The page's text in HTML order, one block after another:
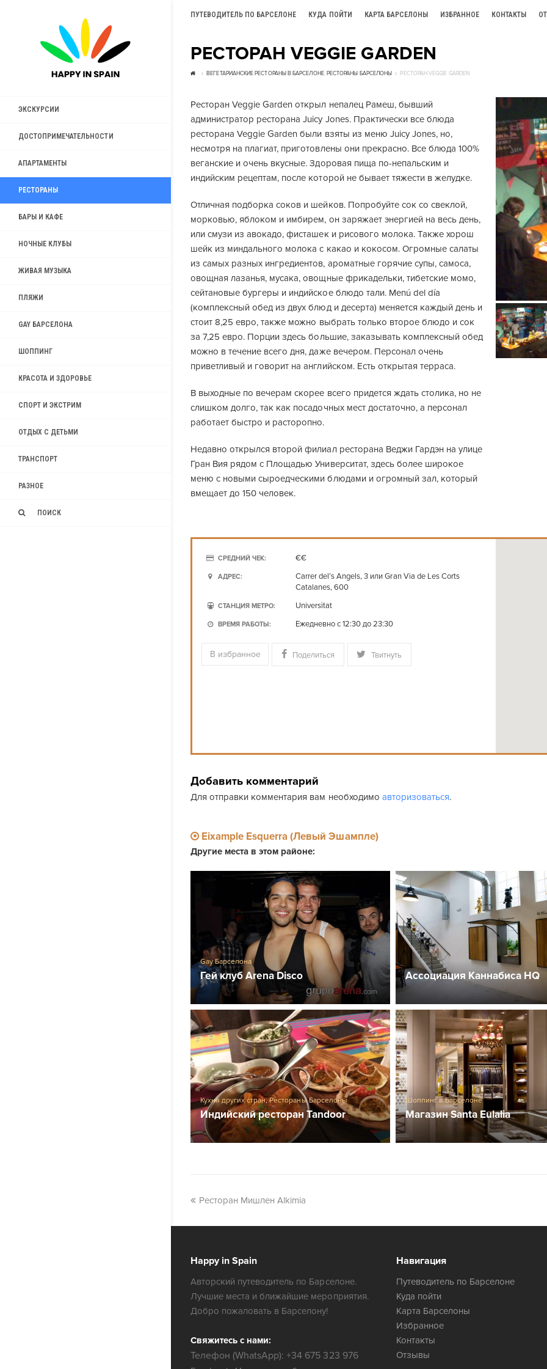
ПУТЕВОДИТЕЛЬ ПО БАРСЕЛОНЕ КУДА ПОЙТИ КАРТА БАРСЕЛОНЫ ИЗБРАННОЕ КОНТАКТЫ
ЭКСКУРСИИ
ДОСТОПРИМЕЧАТЕЛЬНОСТИ
АПАРТАМЕНТЫ
РЕСТОРАНЫ
БАРЫ И КАФЕ
НОЧНЫЕ КЛУБЫ
ЖИВАЯ МУЗЫКА
ПЛЯЖИ
GAY БАРСЕЛОНА
ШОППИНГ
КРАСОТА И ЗДОРОВЬЕ
СПОРТ И ЭКСТРИМ
ОТДЫХ С ДЕТЬМИ
ТРАНСПОРТ
РАЗНОЕ
ПОИСК
РЕСТОРАН VEGGIE GARDEN
ВЕГЕТАРИАНСКИЕ РЕСТОРАНЫ В БАРСЕЛОНЕ, РЕСТОРАНЫ БАРСЕЛОНЫ РЕСТОРАН VEGGIE GARDEN
Ресторан Veggie Garden открыл непалец Рамеш, бывший
администратор ресторана Juicy Jones. Практически все блюда
ресторана Veggie Garden были взяты из меню Juicy Jones, но,
несмотря на плагиат, приготовлены они прекрасно. Все блюда 100%
веганские и очень вкусные. Здоровая пища по-непальским и
индийским рецептам, после которой не бывает тяжести в желудке.
Отличная подборка соков и шейков. Попробуйте сок со свеклой,
морковью, яблоком и имбирем, он заряжает энергией на весь день,
или смузи из авокадо, фисташек и рисового молока. Также хорош
шейк из миндального молока с какао и кокосом. Огромные салаты
из самых разных ингредиентов, ароматные горячие супы, самоса,
овощная лазанья, мусака, овощные фрикадельки, тибетские момо,
сейтановые бургеры и индийское блюдо тали. Menú del día
(комплексный обед из двух блюд и десерта) меняется каждый день и
стоит 8,25 евро, также можно выбрать только второе блюдо и сок
за 7,25 евро. Порции здесь большие, заказывать комплексный обед
можно в течение всего дня, даже вечером. Персонал очень
приветливый и говорит на английском. Есть открытая терраса.
В выходные по вечерам скорее всего придется ждать столика, но не
слишком долго, так как посадочных мест достаточно, а персонал
работает быстро и расторопно.
Недавно открылся второй филиал ресторана Веджи Гардэн на улице
Гран Вия рядом с Площадью Университат, здесь более широкое
меню с новыми сыроедческими блюдами и огромный зал, который
вмещает до 150 человек.
СРЕДНИЙ ЧЕК: €€
АДРЕС:
Carrer del’s Angels, 3 или Gran Via de Les Corts
Catalanes, 600
СТАНЦИЯ МЕТРО: Universitat
ВРЕМЯ РАБОТЫ: Ежедневно с 12:30 до 23:30
В избранное Поделиться Твитнуть
Добавить комментарий
Для отправки комментария вам необходимо авторизоваться.
Eixample Esquerra (Левый Эшампле)
Другие места в этом районе:
Gay Барселона
Гей клуб Arena Disco Ассоциация Каннабиса HQ
Кухня других стран,Рестораны Барселоны
Индийский ресторан Tandoor
Шоппинг в Барселоне
Магазин Santa Eulalia
Ресторан Мишлен Alkimia
Happy in Spain
Авторский путеводитель по Барселоне.
Лучшие места и ближайшие мероприятия.
Добро пожаловать в Барселону!
Свяжитесь с нами:
Телефон (WhatsApp): +34 675 323 976
Навигация
Путеводитель по Барселоне
Куда пойти
Карта Барселоны
Избранное
Контакты
Отзывы